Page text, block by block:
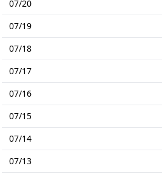
07/20
07/19
07/18
07/17
07/16
07/15
07/14
07/13